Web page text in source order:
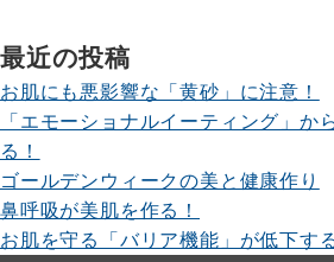
最近の投稿
お肌にも悪影響な「黄砂」に注意！
「エモーショナルイーティング」か
る！
ゴールデンウィークの美と健康作り
鼻呼吸が美肌を作る！
お肌を守る「バリア機能」が低下す